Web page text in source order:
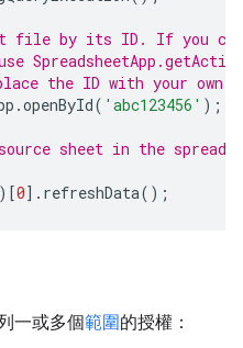
file by its ID. If you
the ID with your own.
.openById( 'abc123456' );
sheet in the
0]. refreshData();
一或多個範圍的授權：